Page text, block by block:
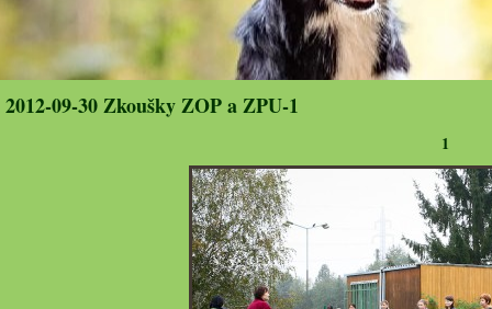
2012-09-30 Zkoušky ZOP a ZPU-1
1